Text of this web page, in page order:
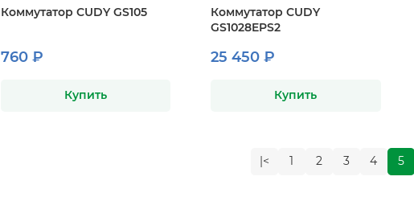
Коммутатор CUDY GS105
760 ₽
Купить
Коммутатор CUDY
GS1028EPS2
25 450 ₽
Купить
|< 1 2 3 4 5